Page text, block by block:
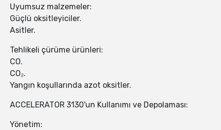
Uyumsuz malzemeler:
Güçlü oksitleyiciler.
Asitler.
Tehlikeli çürüme ürünleri:
CO.
CO₂.
Yangın koşullarında azot oksitler.
ACCELERATOR 3130'un Kullanımı ve Depolaması:
Yönetim: